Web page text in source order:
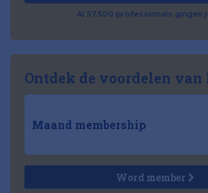
Al 57.500 professionals gingen
Ontdek de voordelen van
Maand membership
Word member